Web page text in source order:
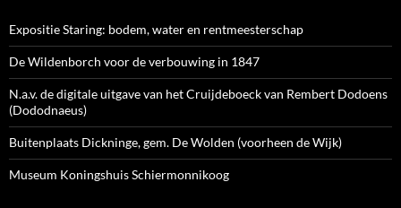
Expositie Staring: bodem, water en rentmeesterschap
De Wildenborch voor de verbouwing in 1847
N.a.v. de digitale uitgave van het Cruijdeboeck van Rembert Dodoens
(Dododnaeus)
Buitenplaats Dickninge, gem. De Wolden (voorheen de Wijk)
Museum Koningshuis Schiermonnikoog